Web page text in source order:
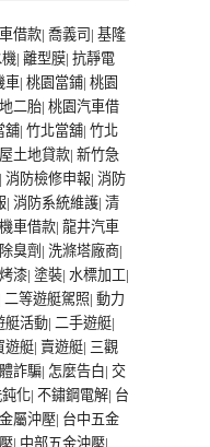
借款| 喬義司 | 基隆
| 離型膜| 抗靜電
車| 桃園當鋪| 桃園
二胎| 桃園汽車借
舖| 竹北當舖| 竹北
土地貸款| 新竹急
| 消防檢修申報| 消防
| 消防系統維護| 清
車借款| 龍井汽車
臭劑 | 洗滌塔廠商|
漆| 塗裝| 水標加工|
二等遊艇駕照| 動力
艇活動| 二手遊艇|
遊艇| 賣遊艇| 三觀
詐騙| 怎麼告白| 交
化| 不鏽鋼電解| 台
屬沖壓| 台中五金
| 中部五金沖壓|